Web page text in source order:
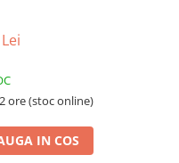
ore (stoc online)
IN COS